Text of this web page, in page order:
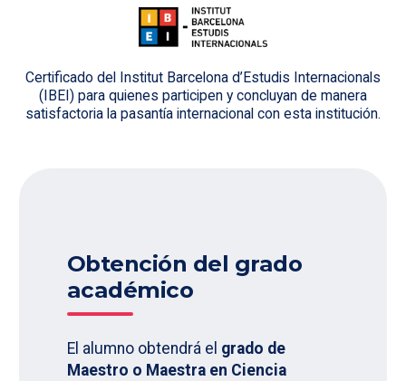
Certificado del Institut Barcelona d’Estudis Internacionals
(IBEI) para quienes participen y concluyan de manera
satisfactoria la pasantía internacional con esta institución.
Obtención del grado
académico
El alumno obtendrá el grado de
Maestro o Maestra en Ciencia